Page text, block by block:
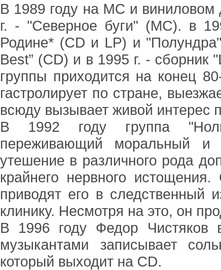
В 1989 году на МС и виниловом
г. - "Северное буги" (МС). в
Родине* (СD и LР) и
Best” (СD) и в 1995 г. -
группы приходится на конец
гастролирует по стране,
всюду вызывает живой интерес
В 1992 году группа
переживающий моральный и
утешение в различного рода
крайнего нервного
приводят его в следственный
клинику. Несмотря на это, он
В 1996 году Федор Чистяков
музыкантами записывает
который выходит на СD.